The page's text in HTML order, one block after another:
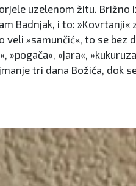
uzelenom žitu. Brižno
Badnjak, i to: »Kovrtanji«
veli »samunčić«, to se bez
»jara«,
tri dana Božića, dok